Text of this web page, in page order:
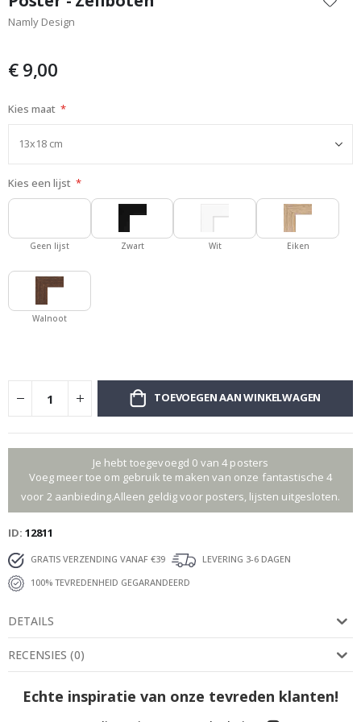
het
begin
afbeeldingen-
Namly Design
€ 9,00
Kies maat
Kies een lijst
Geen lijst Zwart Wit Eiken
Walnoot
TOEVOEGEN AAN WINKELWAGEN
Je hebt toegevoegd 0 van 4 posters
Voeg meer toe om gebruik te maken van onze fantastische 4
voor 2 aanbieding.Alleen geldig voor posters, lijsten uitgesloten.
ID 12811
GRATIS VERZENDING VANAF €39
LEVERING 3-6 DAGEN
100% TEVREDENHEID GEGARANDEERD
DETAILS
RECENSIES (0)
Echte inspiratie van onze tevreden klanten!